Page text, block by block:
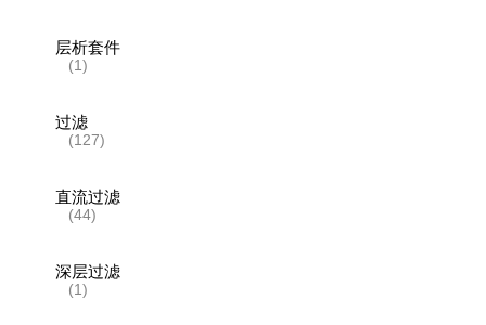
层析套件
(1)
过滤
(127)
直流过滤
(44)
深层过滤
(1)